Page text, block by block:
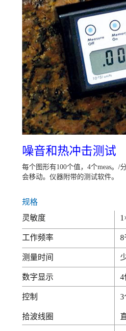
噪音和热冲击测试
每个图形有100个值，4个meas。/
会移动。仪器附带的测试软件。
规格
8
4
3
灵敏度
工作频率
测量时间
数字显示
控制
拾波线圈